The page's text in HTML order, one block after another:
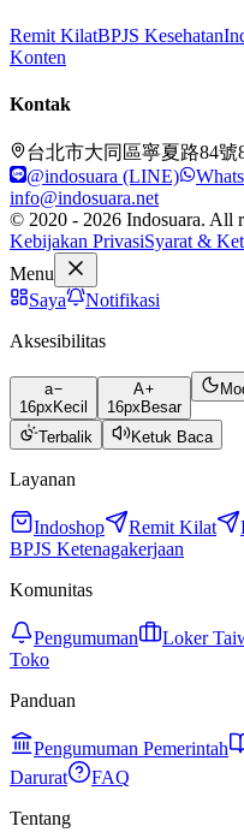
Remit KilatBPJS Kesehatan
Konten
Kontak
台北市大同區寧夏路84號
@indosuara (LINE)
info@indosuara.net
© 2020 - 2026 Indosuara. All
Kebijakan PrivasiSyarat &
Menu
Saya
Notifikasi
Aksesibilitas
a
16px Kecil
A
16px Besar
Terbalik Ketuk Baca
Layanan
Indoshop Remit Kilat
BPJS Ketenagakerjaan
Komunitas
Pengumuman Loker
Toko
Panduan
Pengumuman Pemerintah
Darurat
FAQ
Tentang